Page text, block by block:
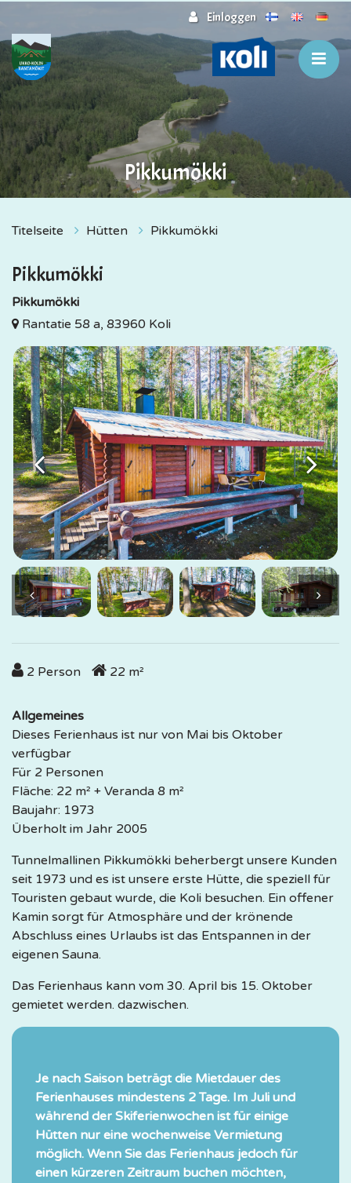
Einloggen
Pikkumökki
Titelseite Hütten Pikkumökki
Pikkumökki
Pikkumökki
Rantatie 58 a, 83960 Koli
2 Person 22 m²
Allgemeines
Dieses Ferienhaus ist nur von Mai bis Oktober
verfügbar
Für 2 Personen
Fläche: 22 m² + Veranda 8 m²
Baujahr: 1973
Überholt im Jahr 2005
Tunnelmallinen Pikkumökki beherbergt unsere Kunden
seit 1973 und es ist unsere erste Hütte, die speziell für
Touristen gebaut wurde, die Koli besuchen. Ein offener
Kamin sorgt für Atmosphäre und der krönende
Abschluss eines Urlaubs ist das Entspannen in der
eigenen Sauna.
Das Ferienhaus kann vom 30. April bis 15. Oktober
gemietet werden. dazwischen.
Je nach Saison beträgt die Mietdauer des
Ferienhauses mindestens 2 Tage. Im Juli und
während der Skiferienwochen ist für einige
Hütten nur eine wochenweise Vermietung
möglich. Wenn Sie das Ferienhaus jedoch für
einen kürzeren Zeitraum buchen möchten,